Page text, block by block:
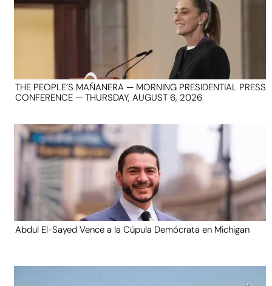
THE PEOPLE’S MAÑANERA — MORNING PRESIDENTIAL PRESS
CONFERENCE — THURSDAY, AUGUST 6, 2026
Abdul El-Sayed Vence a la Cúpula Demócrata en Michigan